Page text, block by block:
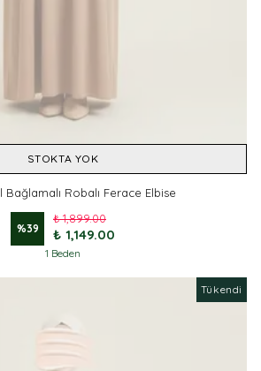
STOKTA YOK
Robalı Ferace Elbise
%39
₺ 1,899.00
₺ 1,149.00
1 Beden
Tükendi